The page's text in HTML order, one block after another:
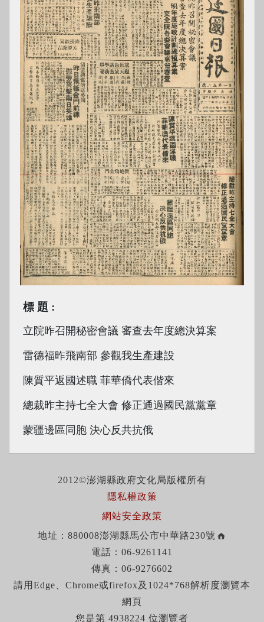
標題
立院昨召開秘密會議 審查去年度總決算案
雷德福昨飛南部 參觀我生產建設
陳質平返國述職 菲華僑代表偕來
總裁昨主持七全大會 修正通過國民黨黨章
蒙疆邊區同胞 決心反共抗俄
2012©澎湖縣政府文化局版權所有
隱私權政策
網站安全政策
地址：880008澎湖縣馬公市中華路230號
電話：06-9261141
傳真：06-9276602
請用Edge、Chrome或firefox及1024*768解析度瀏覽本
網頁
您是第 4938224 位瀏覽者